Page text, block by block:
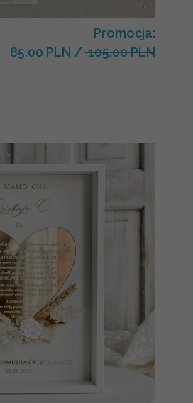
Promocja:
85.00 PLN / 105.00 PLN